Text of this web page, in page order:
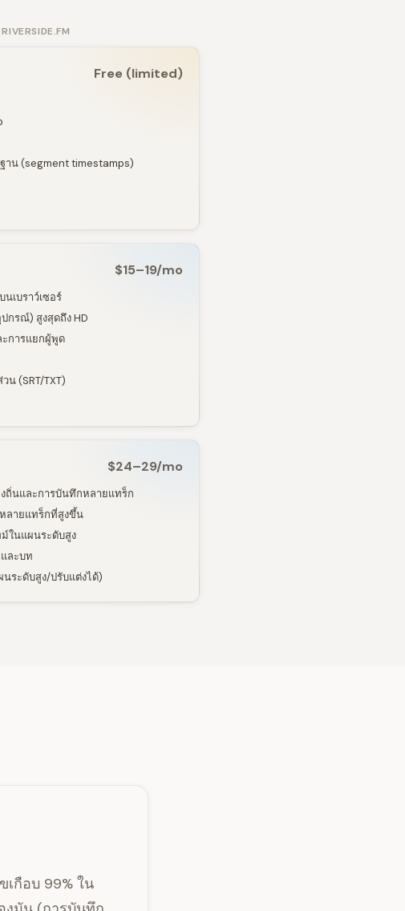
RIVERSIDE.FM
Free (limited)
าน (segment timestamps)
$15–19/mo
เบราว์เซอร์
กรณ์) สูงสุดถึง HD
ะการแยกผู้พูด
น (SRT/TXT)
$24–29/mo
ถิ่นและการบันทึกหลายแทร็ก
ลายแทร็กที่สูงขึ้น
ในแผนระดับสูง
ละบท
นระดับสูง/ปรับแต่งได้)
กือบ 99% ใน